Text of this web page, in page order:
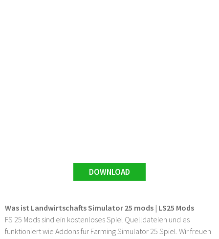
DOWNLOAD
Was ist Landwirtschafts Simulator 25 mods | LS25 Mods
FS 25 Mods sind ein kostenloses Spiel Quelldateien und es
funktioniert wie Addons für Farming Simulator 25 Spiel. Wir freuen